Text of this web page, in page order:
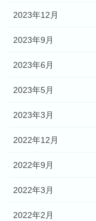
2023年12月
2023年9月
2023年6月
2023年5月
2023年3月
2022年12月
2022年9月
2022年3月
2022年2月